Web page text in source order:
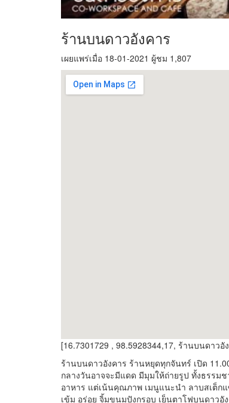
ร้านบนดาวอังคาร
เผยแพร่เมื่อ 18-01-2021 ผู้ชม 1,807
[16.7301729 , 98.5928344,17, ร้านบนดาวอั
ร้านบนดาวอังคาร ร้านหยุดทุกจันทร์ เปิด
กลางวันอาจจะมีแดด มีมุมให้ถ่ายรูป ทั้งธรรม
อาหาร แต่เน้นคุณภาพ เมนูแนะนำ ลาบสเต็ก
เข้ม อร่อย จิ้มขนมปังกรอบ เย็นตาโฟบนดาว